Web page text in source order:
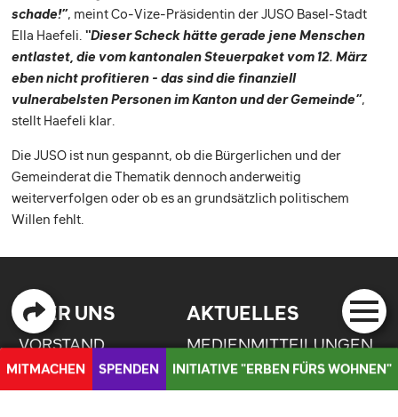
schade!”, meint Co-Vize-Präsidentin der JUSO Basel-Stadt
Ella Haefeli. “Dieser Scheck hätte gerade jene Menschen
entlastet, die vom kantonalen Steuerpaket vom 12. März
eben nicht profitieren - das sind die finanziell
vulnerabelsten Personen im Kanton und der Gemeinde”,
stellt Haefeli klar.
Die JUSO ist nun gespannt, ob die Bürgerlichen und der
Gemeinderat die Thematik dennoch anderweitig
weiterverfolgen oder ob es an grundsätzlich politischem
Willen fehlt.
ÜBER UNS
VORSTAND
POSITIONSPAPIERE
AKTUELLES
MEDIENMITTEILUNGEN
INITIATIVEN
MITMACHEN SPENDEN INITIATIVE "ERBEN FÜRS WOHNEN"